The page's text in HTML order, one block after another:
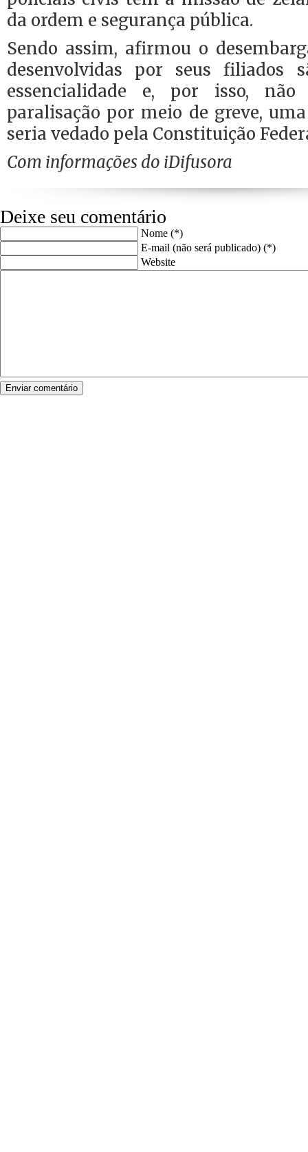
da ordem e segurança pública.
Sendo assim, afirmou o
desenvolvidas por seus filiados
essencialidade e, por isso,
paralisação por meio de greve,
seria vedado pela Constituição
Com informações do iDifusora
Deixe seu comentário
Nome (*)
E-mail (não será publicado) (*)
Website